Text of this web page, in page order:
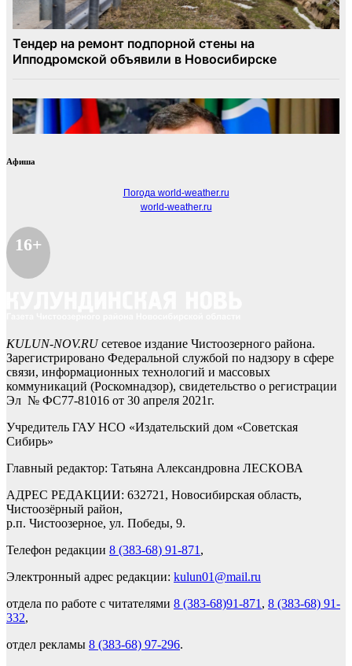
Афиша
Погода world-weather.ru
world-weather.ru
16+
KULUN-NOV.RUсетевое издание Чистоозерного района.
Зарегистрировано Федеральной службой по надзору в сфере
связи, информационных технологий и массовых
коммуникаций (Роскомнадзор), свидетельство о регистрации
Эл № ФС77-81016 от 30 апреля 2021г.
Учредитель ГАУ НСО «Издательский дом «Советская
Сибирь»
Главный редактор: Татьяна Александровна ЛЕСКОВА
АДРЕС РЕДАКЦИИ: 632721, Новосибирская область,
Чистоозёрный район,
р.п. Чистоозерное, ул. Победы, 9.
Телефон редакции 8 (383-68) 91-871 ,
Электронный адрес редакции: kulun01@mail.ru
отдела по работе с читателями 8 (383-68)91-871 , 8 (383-68) 91-
332,
отдел рекламы 8 (383-68) 97-296.